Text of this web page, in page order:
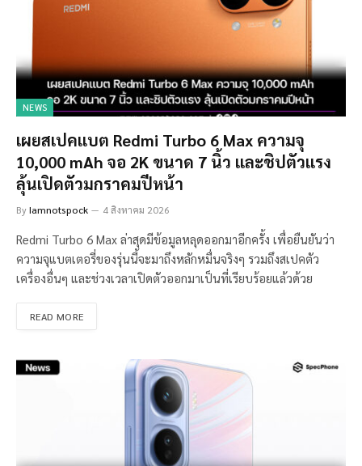
NEWS
เผยสเปคแบต Redmi Turbo 6 Max ความจุ
10,000 mAh จอ 2K ขนาด 7 นิ้ว และชิปตัวแรง
ลุ้นเปิดตัวมกราคมปีหน้า
ByIamnotspock 4 สิงหาคม 2026
Redmi Turbo 6 Max ล่าสุดมีข้อมูลหลุดออกมาอีกครั้ง เพื่อยืนยันว่า
ความจุแบตเตอรี่ของรุ่นนี้จะมาถึงหลักหมื่นจริงๆ รวมถึงสเปคตัว
เครื่องอื่นๆ และช่วงเวลาเปิดตัวออกมาเป็นที่เรียบร้อยแล้วด้วย
READ MORE